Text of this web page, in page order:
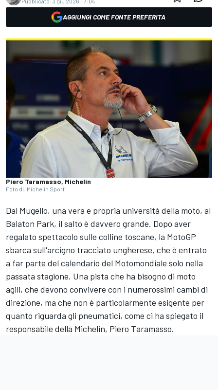
AGGIUNGI COME FONTE PREFERITA
Piero Taramasso, Michelin
Foto di: Michelin Sport
Dal Mugello, una vera e propria università della moto, al
Balaton Park, il salto è davvero grande. Dopo aver
regalato spettacolo sulle colline toscane, la MotoGP
sbarca sull'arcigno tracciato ungherese, che è entrato
a far parte del calendario del Motomondiale solo nella
passata stagione. Una pista che ha bisogno di moto
agili, che devono convivere con i numerossimi cambi di
direzione, ma che non è particolarmente esigente per
quanto riguarda gli pneumatici, come ci ha spiegato il
responsabile della Michelin, Piero Taramasso.